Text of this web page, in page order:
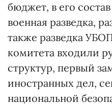
бюджет, в его
военная разведка,
также разведка
комитета входили
структур, первый
иностранных дел,
национальной